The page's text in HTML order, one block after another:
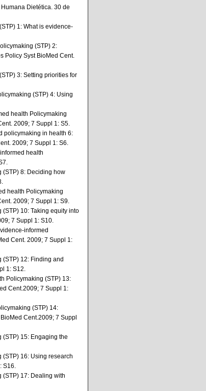
Dietética. 30 de
1: What is evidence-
(STP) 2:
Policy Syst BioMed Cent.
3: Setting priorities for
(STP) 4: Using
health Policymaking
2009; 7 Suppl 1: S5.
policymaking in health 6:
2009; 7 Suppl 1: S6.
health
(STP) 8: Deciding how
health Policymaking
2009; 7 Suppl 1: S9.
(STP) 10: Taking equity into
7 Suppl 1: S10.
informed
Cent. 2009; 7 Suppl 1:
(STP) 12: Finding and
1: S12.
Policymaking (STP) 13:
Cent.2009; 7 Suppl 1:
(STP) 14:
Cent.2009; 7 Suppl
(STP) 15: Engaging the
(STP) 16: Using research
S16.
(STP) 17: Dealing with